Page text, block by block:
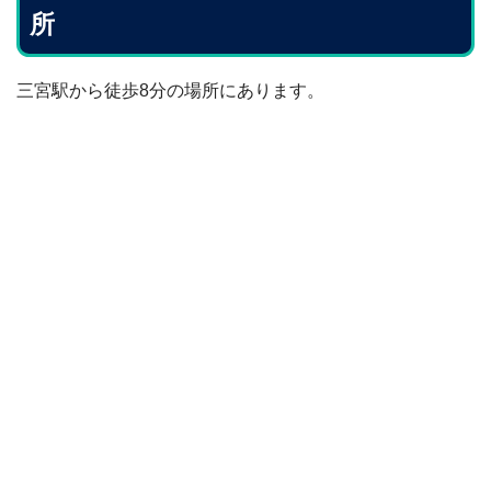
所
三宮駅から徒歩8分の場所にあります。